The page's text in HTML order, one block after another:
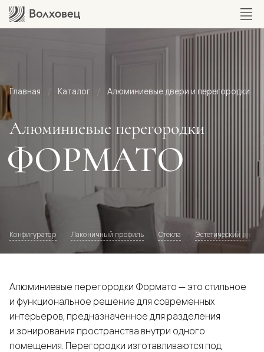
Главная Каталог Алюминиевые двери и перегородки
Алюминиевые перегородки
ФОРМАТО
Конфигуратор Лаконичный профиль Стёкла Эстетический
Алюминиевые перегородки Формато — это стильное
и функциональное решение для современных
интерьеров, предназначенное для разделения
и зонирования пространства внутри одного
помещения. Перегородки изготавливаются под